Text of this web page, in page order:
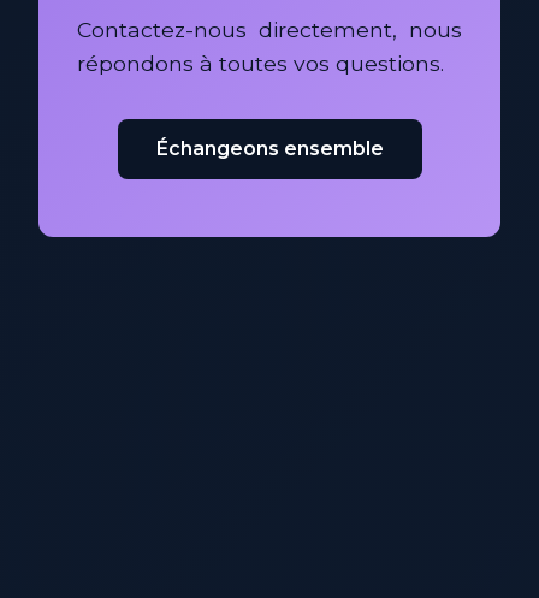
Contactez-nous directement, nous
répondons à toutes vos questions.
Échangeons ensemble